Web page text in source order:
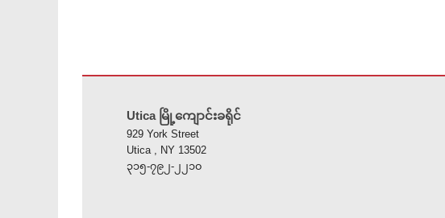
Utica မြို့ကျောင်းခရိုင်
929 York Street
Utica , NY 13502
၃၁၅-၇၉၂-၂၂၁၀